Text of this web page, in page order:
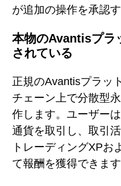
が追加の操作を承認
本物のAvantisプラ
されている
正規のAvantisプラッ
チェーン上で分散型
作します。ユーザー
通貨を取引し、取引
トレーディングXPお
て報酬を獲得できます